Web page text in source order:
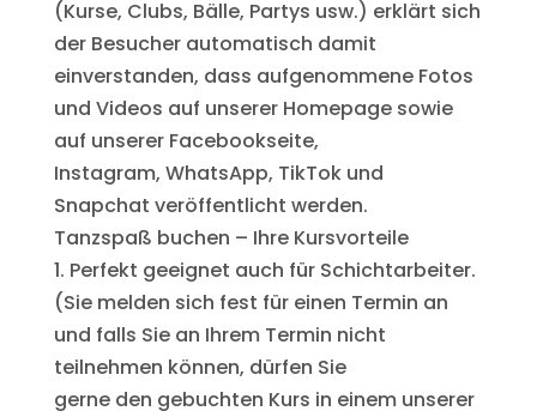
(Kurse, Clubs, Bälle, Partys usw.) erklärt sich
der Besucher automatisch damit
einverstanden, dass aufgenommene Fotos
und Videos auf unserer Homepage sowie
auf unserer Facebookseite,
Instagram, WhatsApp, TikTok und
Snapchat veröffentlicht werden.
Tanzspaß buchen – Ihre Kursvorteile
1. Perfekt geeignet auch für Schichtarbeiter.
(Sie melden sich fest für einen Termin an
und falls Sie an Ihrem Termin nicht
teilnehmen können, dürfen Sie
gerne den gebuchten Kurs in einem unserer